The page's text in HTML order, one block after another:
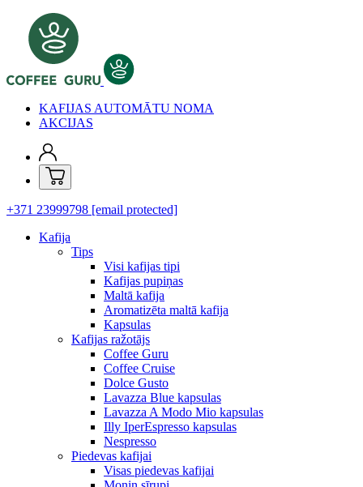
KAFIJAS AUTOMĀTU NOMA
AKCIJAS
+371 23999798 [email protected]
Kafija
Tips
Visi kafijas tipi
Kafijas pupiņas
Maltā kafija
Aromatizēta maltā kafija
Kapsulas
Kafijas ražotājs
Coffee Guru
Coffee Cruise
Dolce Gusto
Lavazza Blue kapsulas
Lavazza A Modo Mio kapsulas
Illy IperEspresso kapsulas
Nespresso
Piedevas kafijai
Visas piedevas kafijai